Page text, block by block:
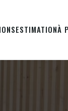
ESTIMATIONÀ